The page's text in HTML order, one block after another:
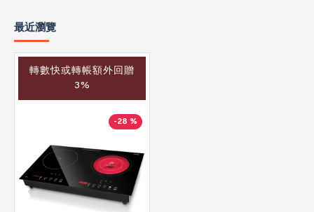
最近瀏覽
轉數快或轉帳額外回贈
3%
-28 %